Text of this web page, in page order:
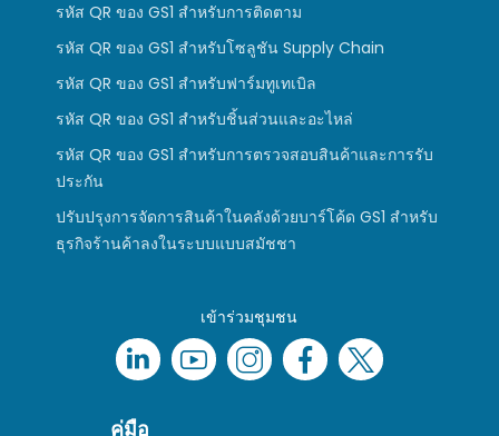
รหัส QR ของ GS1 สำหรับการติดตาม
รหัส QR ของ GS1 สำหรับโซลูชัน Supply Chain
รหัส QR ของ GS1 สำหรับฟาร์มทูเทเบิล
รหัส QR ของ GS1 สำหรับชิ้นส่วนและอะไหล่
รหัส QR ของ GS1 สำหรับการตรวจสอบสินค้าและการรับ
ประกัน
ปรับปรุงการจัดการสินค้าในคลังด้วยบาร์โค้ด GS1 สำหรับ
ธุรกิจร้านค้าลงในระบบแบบสมัชชา
เข้าร่วมชุมชน
คู่มือ